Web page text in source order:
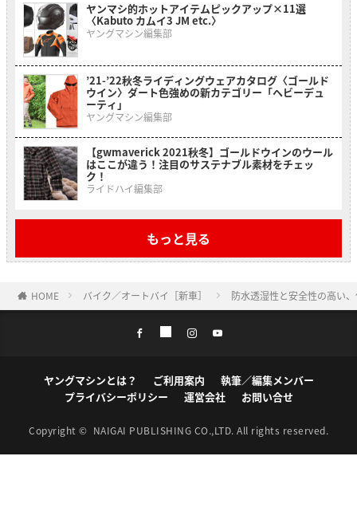
ヤンマシ的ホットアイテムピックアップ×11選
〈Kabuto カムイ3 JM etc.〉
ヤングマシン編集部
’21-’22秋冬ライディングウェアカタログ〈ゴールド
ウイン〉ダート色強めの新カテゴリー「ヘビーデュ
ーティ」
ヤングマシン編集部
【gwmaverick 2021秋冬】ゴールドウインのウール
はここが違う！注目のサステナブル素材をチェッ
ク！
ライドハイ編集部
もっと見る
HOME バイク／オートバイ［新車］ 防水透湿性と安全性の高い
ヤングマシンとは？ ご利用案内
執筆／編集メンバー
プライバシーポリシー
運営会社 お問い合せ
Copyright © NAIGAI PUBLISHING CO.,LTD. All rights reserved.